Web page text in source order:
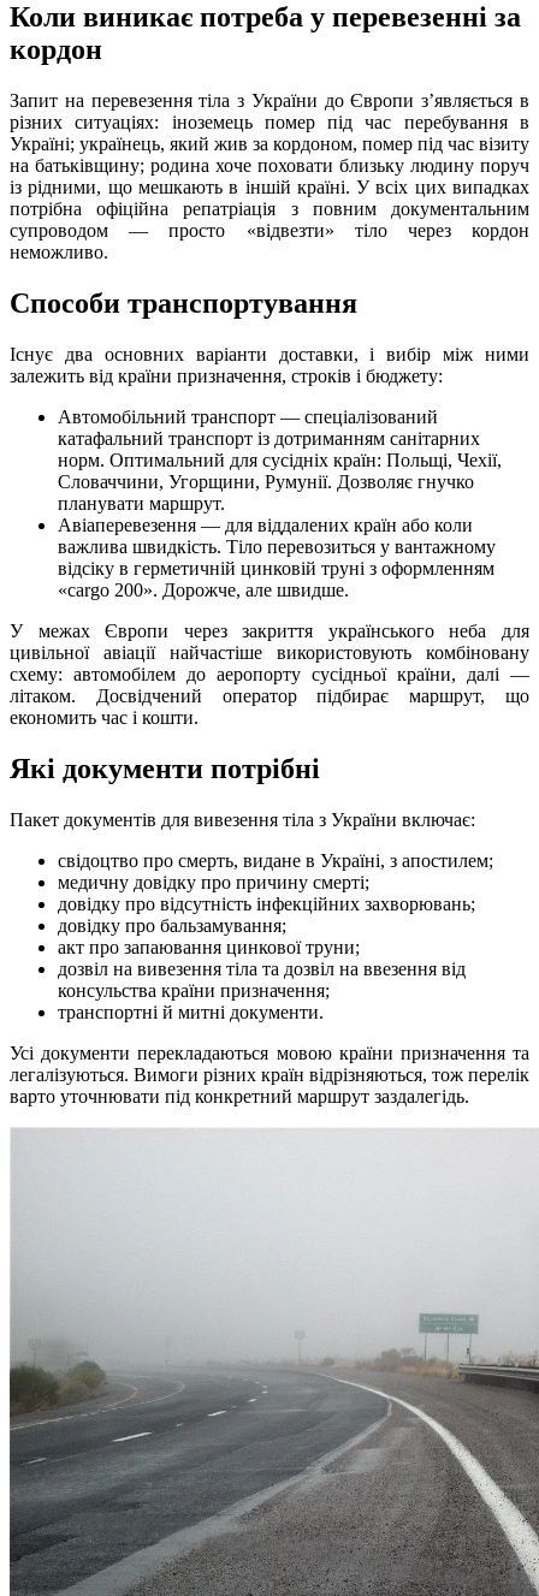
Коли виникає потреба у перевезенні за
кордон
Запит на перевезення тіла з України до Європи зʼявляється в
різних ситуаціях: іноземець помер під час перебування в
Україні; українець, який жив за кордоном, помер під час візиту
на батьківщину; родина хоче поховати близьку людину поруч
із рідними, що мешкають в іншій країні. У всіх цих випадках
потрібна офіційна репатріація з повним документальним
супроводом — просто «відвезти» тіло через кордон
неможливо.
Способи транспортування
Існує два основних варіанти доставки, і вибір між ними
залежить від країни призначення, строків і бюджету:
Автомобільний транспорт — спеціалізований
катафальний транспорт із дотриманням санітарних
норм. Оптимальний для сусідніх країн: Польщі, Чехії,
Словаччини, Угорщини, Румунії. Дозволяє гнучко
планувати маршрут.
Авіаперевезення — для віддалених країн або коли
важлива швидкість. Тіло перевозиться у вантажному
відсіку в герметичній цинковій труні з оформленням
«cargo 200». Дорожче, але швидше.
У межах Європи через закриття українського неба для
цивільної авіації найчастіше використовують комбіновану
схему: автомобілем до аеропорту сусідньої країни, далі —
літаком. Досвідчений оператор підбирає маршрут, що
економить час і кошти.
Які документи потрібні
Пакет документів для вивезення тіла з України включає:
свідоцтво про смерть, видане в Україні, з апостилем;
медичну довідку про причину смерті;
довідку про відсутність інфекційних захворювань;
довідку про бальзамування;
акт про запаювання цинкової труни;
дозвіл на вивезення тіла та дозвіл на ввезення від
консульства країни призначення;
транспортні й митні документи.
Усі документи перекладаються мовою країни призначення та
легалізуються. Вимоги різних країн відрізняються, тож перелік
варто уточнювати під конкретний маршрут заздалегідь.